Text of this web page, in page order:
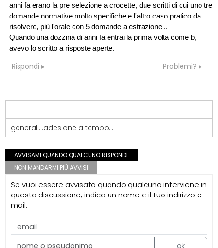
anni fa erano la pre selezione a crocette, due scritti di cui uno tre
domande normative molto specifiche e l'altro caso pratico da
risolvere, più l'orale con 5 domande a estrazione...
Quando una dozzina di anni fa entrai la prima volta come b,
avevo lo scritto a risposte aperte.
Rispondi Problemi?
generali...adesione a tempo...
AVVISAMI QUANDO QUALCUNO RISPONDE
NON MANDARMI PIÙ AVVISI
Se vuoi essere avvisato quando qualcuno interviene in
questa discussione, indica un nome e il tuo indirizzo e-
mail.
ok